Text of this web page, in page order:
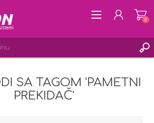
0
SA TAGOM 'PAMETNI
PREKIDAČ'